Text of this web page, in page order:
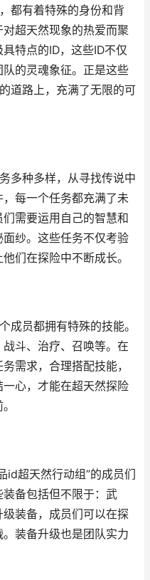
都有着特殊的身份和背
超天然现象的热爱而聚
特点的ID，这些ID不仅
的灵魂象征。正是这些
道路上，充满了无限的可
多种多样，从寻找传说中
每一个任务都充满了未
需要运用自己的智慧和
纱。这些任务不仅考验
们在探险中不断成长。
成员都拥有特殊的技能。
斗、治疗、召唤等。在
需求，合理搭配技能，
心，才能在超天然探险
id超天然行动组”的成员们
备包括但不限于：武
装备，成员们可以在探
装备升级也是团队实力